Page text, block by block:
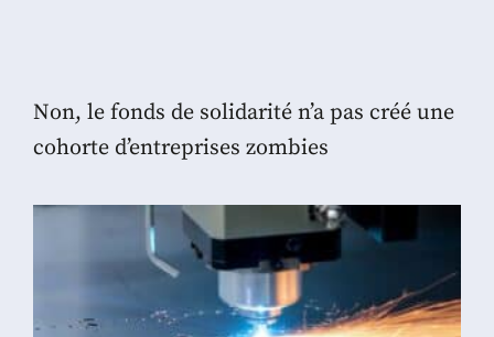
Non, le fonds de solidarité n’a pas créé une
cohorte d’entreprises zombies